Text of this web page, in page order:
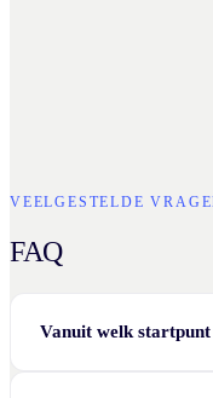
VEELGESTELDE
FAQ
Vanuit welk